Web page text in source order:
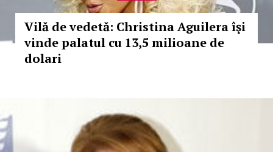
Vilă de vedetă: Christina Aguilera îşi
vinde palatul cu 13,5 milioane de
dolari